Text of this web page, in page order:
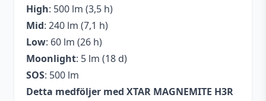
High: 500 lm (3,5 h)
Mid: 240 lm (7,1 h)
Low: 60 lm (26 h)
Moonlight: 5 lm (18 d)
SOS: 500 lm
Detta medföljer med XTAR MAGNEMITE H3R
överraskning. Beroende på hur länge led
dioden håller kan denna pannlampa vara
ett mycket bra alternativ till dem dyrare
ute på marknaden och dem billiga plastiga
från jula.